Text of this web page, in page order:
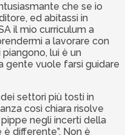
che se io
ed abitassi in
il mio curriculum a
a lavorare con
lui è un
gente vuole farsi guidare
settori più tosti in
così chiara risolve
negli incerti della
differente”. Non è